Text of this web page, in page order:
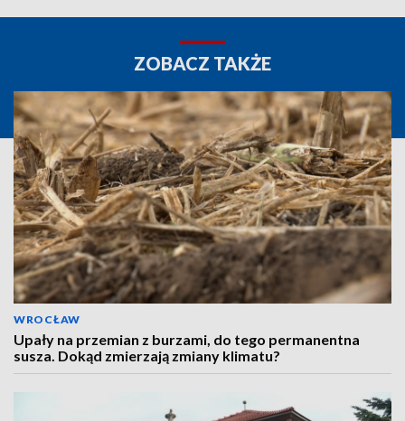
ZOBACZ TAKŻE
WROCŁAW
Upały na przemian z burzami, do tego permanentna
susza. Dokąd zmierzają zmiany klimatu?